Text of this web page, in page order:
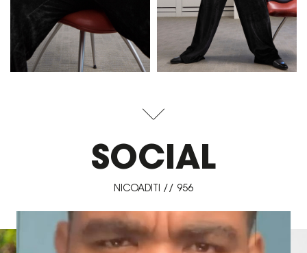
SOCIAL
NICOADITI // 956